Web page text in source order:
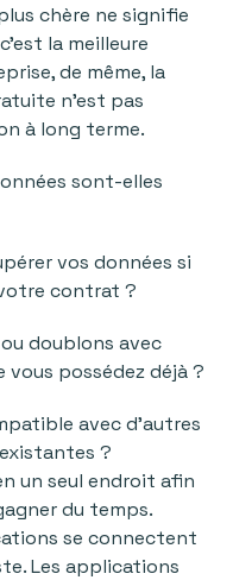
chère ne signifie
la meilleure
de même, la
n'est pas
à long terme.
sont-elles
vos données si
contrat ?
doublons avec
possédez déjà ?
avec d'autres
?
un seul endroit afin
du temps.
se connectent
Les applications